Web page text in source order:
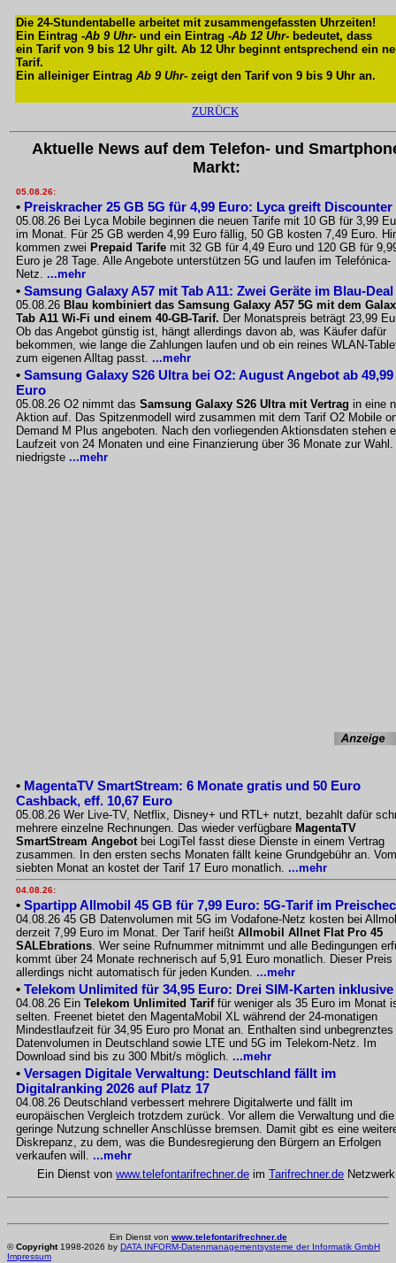
Die 24-Stundentabelle arbeitet mit zusammengefassten Uhrzeiten!
Ein Eintrag -Ab 9 Uhr- und ein Eintrag -Ab 12 Uhr- bedeutet, dass
ein Tarif von 9 bis 12 Uhr gilt. Ab 12 Uhr beginnt entsprechend ein
Tarif.
Ein alleiniger Eintrag Ab 9 Uhr- zeigt den Tarif von 9 bis 9 Uhr an.
ZURÜCK
Aktuelle News auf dem Telefon- und
Markt:
05.08.26:
• Preiskracher 25 GB 5G für 4,99 Euro: Lyca greift Discounter
05.08.26 Bei Lyca Mobile beginnen die neuen Tarife mit 10 GB für 3,99
im Monat. Für 25 GB werden 4,99 Euro fällig, 50 GB kosten 7,49 Euro.
kommen zwei Prepaid Tarife mit 32 GB für 4,49 Euro und 120 GB für
Euro je 28 Tage. Alle Angebote unterstützen 5G und laufen im Telefónica-
Netz. ...mehr
• Samsung Galaxy A57 mit Tab A11: Zwei Geräte im Blau-Deal
05.08.26 Blau kombiniert das Samsung Galaxy A57 5G mit dem
Tab A11 Wi-Fi und einem 40-GB-Tarif. Der Monatspreis beträgt 23,99
Ob das Angebot günstig ist, hängt allerdings davon ab, was Käufer dafür
bekommen, wie lange die Zahlungen laufen und ob ein reines WLAN-
zum eigenen Alltag passt. ...mehr
• Samsung Galaxy S26 Ultra bei O2: August Angebot ab 49,99
Euro
05.08.26 O2 nimmt das Samsung Galaxy S26 Ultra mit Vertrag in eine
Aktion auf. Das Spitzenmodell wird zusammen mit dem Tarif O2 Mobile
Demand M Plus angeboten. Nach den vorliegenden Aktionsdaten stehen
Laufzeit von 24 Monaten und eine Finanzierung über 36 Monate zur Wahl.
niedrigste ...mehr
• MagentaTV SmartStream: 6 Monate gratis und 50 Euro
Cashback, eff. 10,67 Euro
05.08.26 Wer Live-TV, Netflix, Disney+ und RTL+ nutzt, bezahlt dafür
mehrere einzelne Rechnungen. Das wieder verfügbare MagentaTV
SmartStream Angebotbei LogiTel fasst diese Dienste in einem Vertrag
zusammen. In den ersten sechs Monaten fällt keine Grundgebühr an. Vom
siebten Monat an kostet der Tarif 17 Euro monatlich. ...mehr
04.08.26:
• Spartipp Allmobil 45 GB für 7,99 Euro: 5G-Tarif im
04.08.26 45 GB Datenvolumen mit 5G im Vodafone-Netz kosten bei
derzeit 7,99 Euro im Monat. Der Tarif heißt Allmobil Allnet Flat Pro 45
SALEbrations. Wer seine Rufnummer mitnimmt und alle Bedingungen
kommt über 24 Monate rechnerisch auf 5,91 Euro monatlich. Dieser Preis
allerdings nicht automatisch für jeden Kunden. ...mehr
• Telekom Unlimited für 34,95 Euro: Drei SIM-Karten inklusive
04.08.26 Ein Telekom Unlimited Tariffür weniger als 35 Euro im Monat
selten. Freenet bietet den MagentaMobil XL während der 24-monatigen
Mindestlaufzeit für 34,95 Euro pro Monat an. Enthalten sind unbegrenztes
Datenvolumen in Deutschland sowie LTE und 5G im Telekom-Netz. Im
Download sind bis zu 300 Mbit/s möglich. ...mehr
• Versagen Digitale Verwaltung: Deutschland fällt im
Digitalranking 2026 auf Platz 17
04.08.26 Deutschland verbessert mehrere Digitalwerte und fällt im
europäischen Vergleich trotzdem zurück. Vor allem die Verwaltung und die
geringe Nutzung schneller Anschlüsse bremsen. Damit gibt es eine
Diskrepanz, zu dem, was die Bundesregierung den Bürgern an Erfolgen
verkaufen will. ...mehr
Ein Dienst von www.telefontarifrechner.de im Tarifrechner.de Netzwerk
Ein Dienst von www.telefontarifrechner.de
©Copyright1998-2026 by DATA INFORM-Datenmanagementsysteme der Informatik GmbH
Impressum